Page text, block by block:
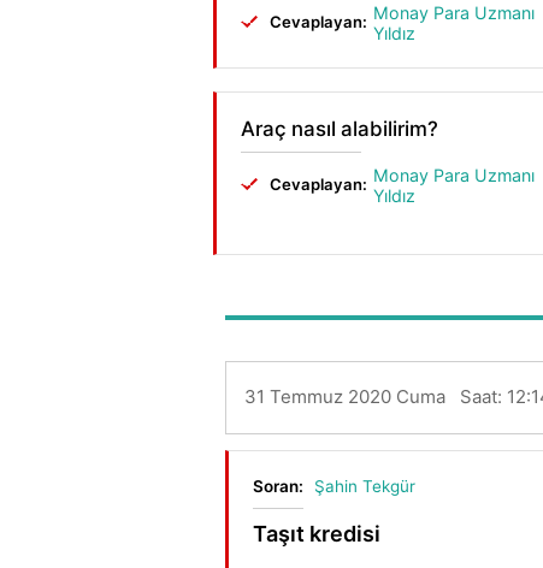
Cevaplayan: Monay Para Uzmanı
Yıldız
Araç nasıl alabilirim?
Cevaplayan: Monay Para Uzmanı
Yıldız
31 Temmuz 2020 Cuma Saat:
Soran: Şahin Tekgür
Taşıt kredisi